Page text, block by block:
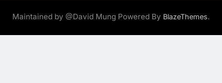
Maintained by @David Mung Powered By BlazeThemes.